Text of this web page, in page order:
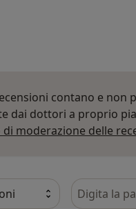
contano e non
dai dottori a proprio
di moderazione delle
Cerca nelle